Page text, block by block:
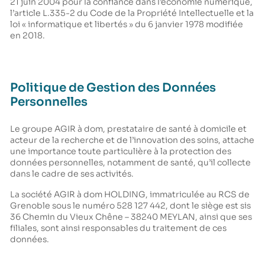
l’article L.335-2 du Code de la Propriété Intellectuelle et la
loi « informatique et libertés » du 6 janvier 1978 modifiée
en 2018.
Politique de Gestion des Données
Personnelles
Le groupe AGIR à dom, prestataire de santé à domicile et
acteur de la recherche et de l’innovation des soins, attache
une importance toute particulière à la protection des
données personnelles, notamment de santé, qu’il collecte
dans le cadre de ses activités.
La société AGIR à dom HOLDING, immatriculée au RCS de
Grenoble sous le numéro 528 127 442, dont le siège est sis
36 Chemin du Vieux Chêne – 38240 MEYLAN, ainsi que ses
filiales, sont ainsi responsables du traitement de ces
données.